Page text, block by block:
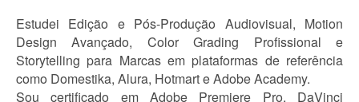
Estudei Edição e Pós-Produção Audiovisual, Motion
Design Avançado, Color Grading Profissional e
Storytelling para Marcas em plataformas de referência
como Domestika, Alura, Hotmart e Adobe Academy.
Sou certificado em Adobe Premiere Pro, DaVinci